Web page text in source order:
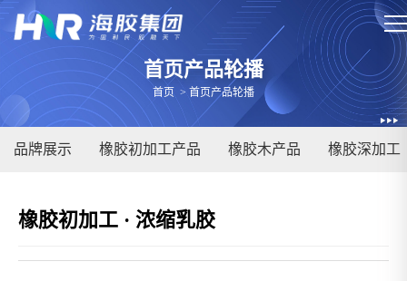
首页产品轮播
首页 > 首页产品轮播
品牌展示 橡胶初加工产品 橡胶木产品 橡胶深加工
橡胶初加工 · 浓缩乳胶